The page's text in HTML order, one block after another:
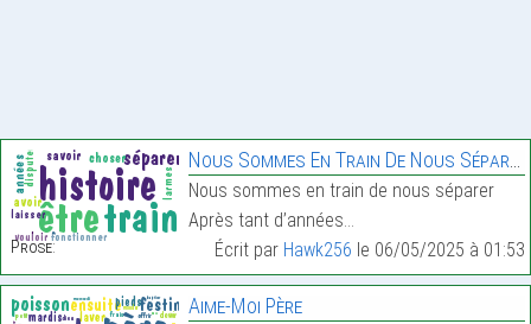
Prose:
Nous Sommes En Train De Nous Séparer
Nous sommes en train de nous séparer
Après tant d’années…
Écrit par Hawk256 le 06/05/2025 à 01:53
Aime-Moi Père